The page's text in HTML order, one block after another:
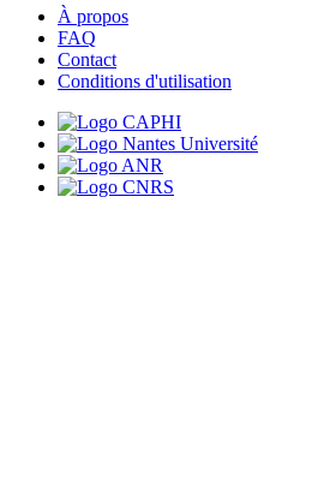
À propos
FAQ
Contact
Conditions d'utilisation